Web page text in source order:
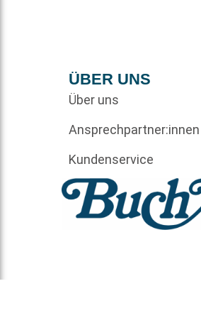
ÜBER UNS
Über uns
Ansprechpartner:innen
Kundenservice